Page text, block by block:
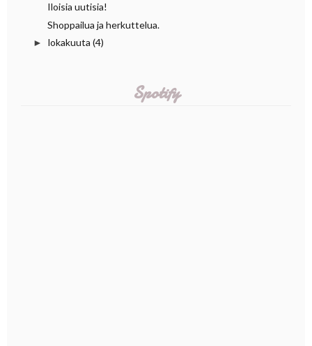
Iloisia uutisia!
Shoppailua ja herkuttelua.
► lokakuuta (4)
Spotify